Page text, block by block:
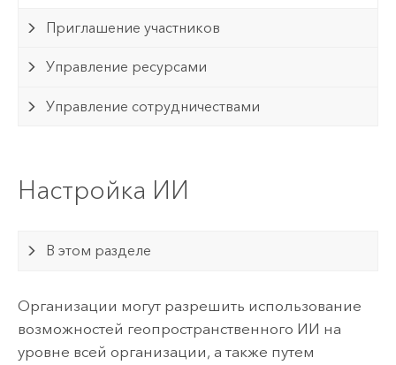
Приглашение участников
Управление ресурсами
Управление сотрудничествами
Настройка ИИ
В этом разделе
Организации могут разрешить использование
возможностей геопространственного ИИ на
уровне всей организации, а также путем